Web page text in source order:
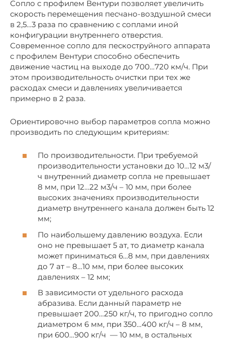
Сопло с профилем Вентури позволяет увеличить
скорость перемещения песчано-воздушной смеси
в 2,5…3 раза по сравнению с соплами иной
конфигурации внутреннего отверстия.
Современное сопло для пескоструйного аппарата
с профилем Вентури способно обеспечить
движение частиц на выходе до 700…720 км/ч. При
этом производительность очистки при тех же
расходах смеси и давлениях увеличивается
примерно в 2 раза.
Ориентировочно выбор параметров сопла можно
производить по следующим критериям:
По производительности. При требуемой
производительности установки до 10…12 м3/
ч внутренний диаметр сопла не превышает
8 мм, при 12…22 м3/ч – 10 мм, при более
высоких значениях производительности
диаметр внутреннего канала должен быть 12
мм;
По наибольшему давлению воздуха. Если
оно не превышает 5 ат, то диаметр канала
может приниматься 6…8 мм, при давлениях
до 7 ат – 8…10 мм, при более высоких
давлениях – 12 мм;
В зависимости от удельного расхода
абразива. Если данный параметр не
превышает 200…250 кг/ч, то пригодно сопло
диаметром 6 мм, при 350…400 кг/ч – 8 мм,
при 600…900 кг/ч — 10 мм, в остальных